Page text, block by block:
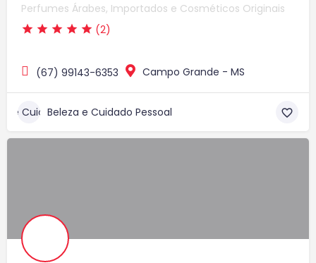
Perfumes Árabes, Importados e Cosméticos Originais
(2)
(67) 99143-6353 Campo Grande - MS
Beleza e Cuidado Pessoal